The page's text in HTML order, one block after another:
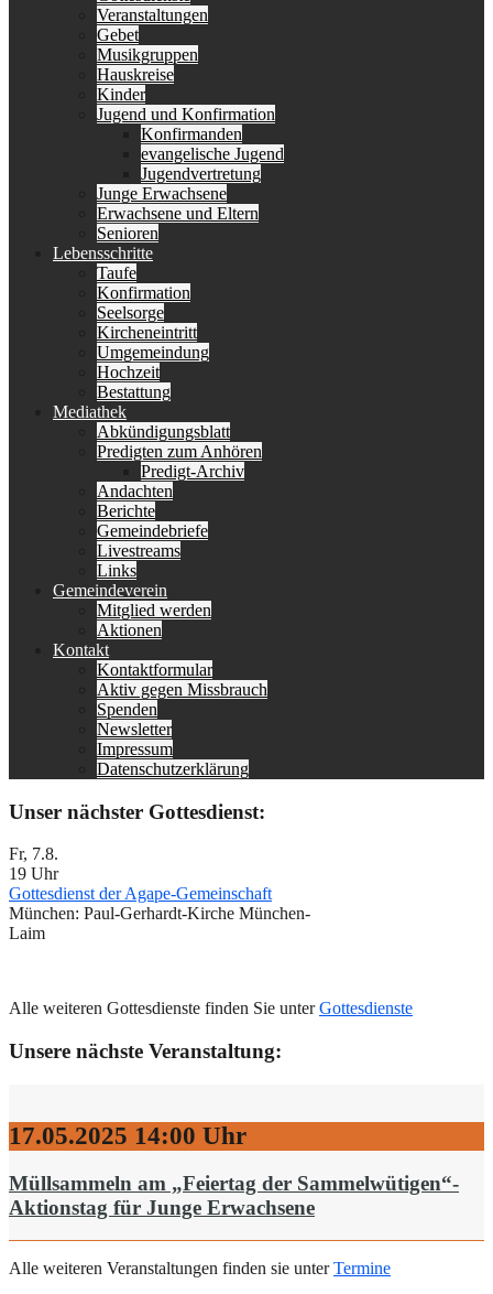
Veranstaltungen
Gebet
Musikgruppen
Hauskreise
Kinder
Jugend und Konfirmation
Konfirmanden
evangelische Jugend
Jugendvertretung
Junge Erwachsene
Erwachsene und Eltern
Senioren
Lebensschritte
Taufe
Konfirmation
Seelsorge
Kircheneintritt
Umgemeindung
Hochzeit
Bestattung
Mediathek
Abkündigungsblatt
Predigten zum Anhören
Predigt-Archiv
Andachten
Berichte
Gemeindebriefe
Livestreams
Links
Gemeindeverein
Mitglied werden
Aktionen
Kontakt
Kontaktformular
Aktiv gegen Missbrauch
Spenden
Newsletter
Impressum
Datenschutzerklärung
Unser nächster Gottesdienst:
Fr, 7.8.
19 Uhr
Gottesdienst der Agape-Gemeinschaft
München: Paul-Gerhardt-Kirche München-
Laim
Alle weiteren Gottesdienste finden Sie unterGottesdienste
Unsere nächste Veranstaltung:
17.05.2025 14:00 Uhr
Müllsammeln am „Feiertag der Sammelwütigen“-
Aktionstag für Junge Erwachsene
Alle weiteren Veranstaltungen finden sie unterTermine